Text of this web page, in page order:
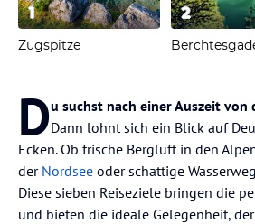
1
Zugspitze
2
Du suchst nach einer Auszeit von
Dann lohnt sich ein Blick auf
Ecken. Ob frische Bergluft in den
der Nordsee oder schattige
Diese sieben Reiseziele bringen die
und bieten die ideale Gelegenheit,